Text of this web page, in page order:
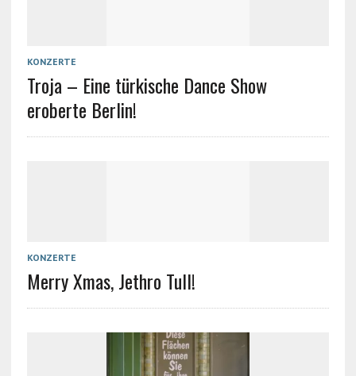
KONZERTE
Troja – Eine türkische Dance Show
eroberte Berlin!
KONZERTE
Merry Xmas, Jethro Tull!